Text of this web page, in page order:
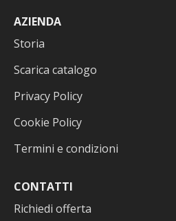
AZIENDA
Storia
Scarica catalogo
Privacy Policy
Cookie Policy
Termini e condizioni
CONTATTI
Richiedi offerta